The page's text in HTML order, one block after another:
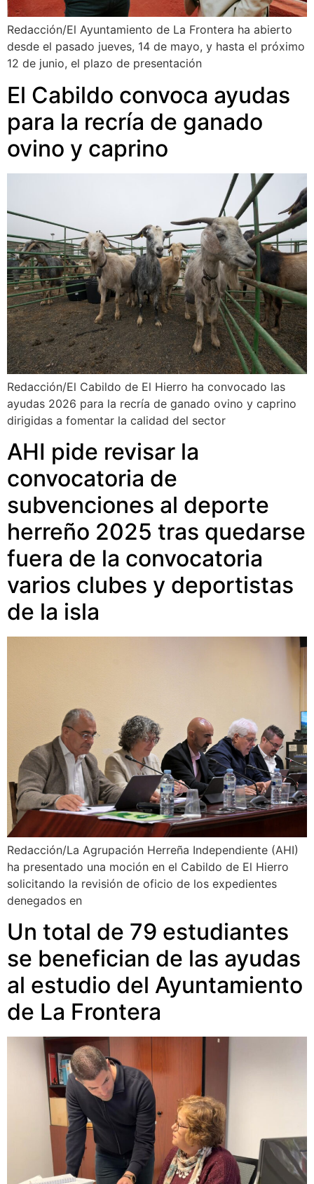
Redacción/El Ayuntamiento de La Frontera ha abierto
desde el pasado jueves, 14 de mayo, y hasta el próximo
12 de junio, el plazo de presentación
El Cabildo convoca ayudas
para la recría de ganado
ovino y caprino
Redacción/El Cabildo de El Hierro ha convocado las
ayudas 2026 para la recría de ganado ovino y caprino
dirigidas a fomentar la calidad del sector
AHI pide revisar la
convocatoria de
subvenciones al deporte
herreño 2025 tras quedarse
fuera de la convocatoria
varios clubes y deportistas
de la isla
Redacción/La Agrupación Herreña Independiente (AHI)
ha presentado una moción en el Cabildo de El Hierro
solicitando la revisión de oficio de los expedientes
denegados en
Un total de 79 estudiantes
se benefician de las ayudas
al estudio del Ayuntamiento
de La Frontera